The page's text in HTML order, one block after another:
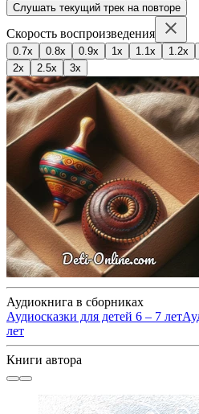
Слушать текущий трек на повторе
Скорость воспроизведения
0.7x 0.8x 0.9x 1x 1.1x 1.2x
2x
2.5x 3x
Аудиокнига в сборниках
Аудиосказки для детей 6 – 7 лет
лет
Книги автора